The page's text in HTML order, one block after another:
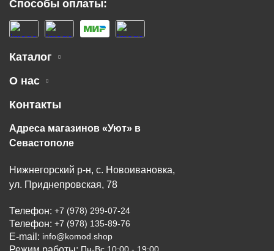
Способы оплаты:
Каталог
О нас
Контакты
Адреса магазинов «Уют» в
Севастополе
Нижнегорский р-н, с. Новоивановка,
ул. Приднепровская, 78
Телефон: +7 (978) 299-07-24
Телефон: +7 (978) 135-89-76
E-mail: info@komod.shop